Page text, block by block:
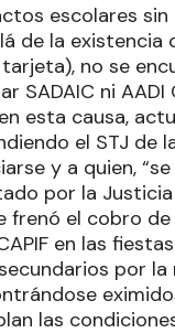
escolares
de la existencia
no se
SADAIC ni AADI
esta causa,
el STJ de
y a quien,
por la
frenó el cobro
en las
por
las